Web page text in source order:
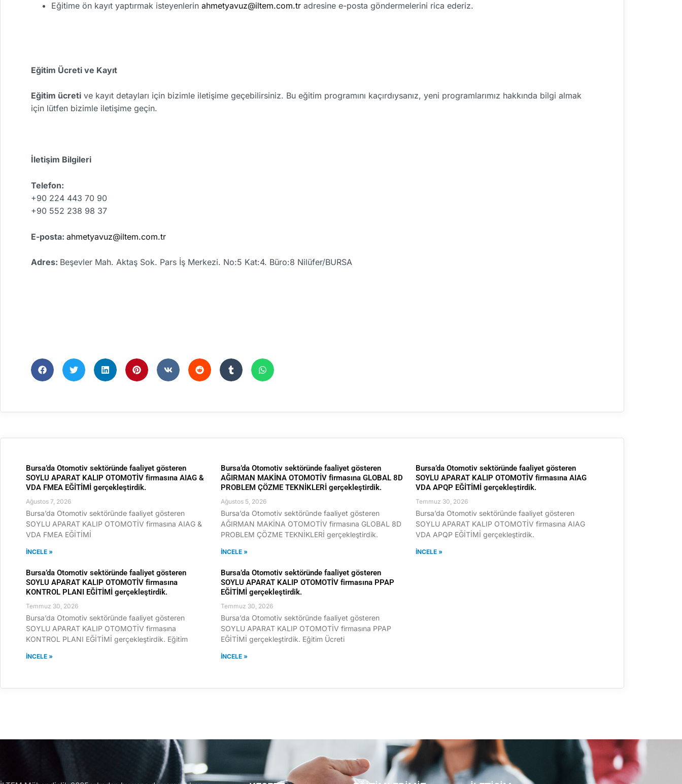
Eğitime ön kayıt yaptırmak isteyenlerin ahmetyavuz@iltem.com.tr adresine e-posta göndermelerini rica ederiz.
Eğitim Ücreti ve Kayıt
Eğitim ücreti ve kayıt detayları için bizimle iletişime geçebilirsiniz. Bu eğitim programını kaçırdıysanız, yeni programlarımız hakkında bilgi almak
için lütfen bizimle iletişime geçin.
İletişim Bilgileri
Telefon:
+90 224 443 70 90
+90 552 238 98 37
E-posta: ahmetyavuz@iltem.com.tr
Adres: Beşevler Mah. Aktaş Sok. Pars İş Merkezi. No:5 Kat:4. Büro:8 Nilüfer/BURSA
Bursa’da Otomotiv sektöründe faaliyet gösteren
SOYLU APARAT KALIP OTOMOTİV firmasına AIAG &
VDA FMEA EĞİTİMİ gerçekleştirdik.
Ağustos 7, 2026
Bursa’da Otomotiv sektöründe faaliyet gösteren
SOYLU APARAT KALIP OTOMOTİV firmasına AIAG &
VDA FMEA EĞİTİMİ
İNCELE »
Bursa’da Otomotiv sektöründe faaliyet gösteren
AĞIRMAN MAKİNA OTOMOTİV firmasına GLOBAL 8D
PROBLEM ÇÖZME TEKNİKLERİ gerçekleştirdik.
Ağustos 5, 2026
Bursa’da Otomotiv sektöründe faaliyet gösteren
AĞIRMAN MAKİNA OTOMOTİV firmasına GLOBAL 8D
PROBLEM ÇÖZME TEKNİKLERİ gerçekleştirdik.
İNCELE »
Bursa’da Otomotiv sektöründe faaliyet gösteren
SOYLU APARAT KALIP OTOMOTİV firmasına AIAG
VDA APQP EĞİTİMİ gerçekleştirdik.
Temmuz 30, 2026
Bursa’da Otomotiv sektöründe faaliyet gösteren
SOYLU APARAT KALIP OTOMOTİV firmasına AIAG
VDA APQP EĞİTİMİ gerçekleştirdik.
İNCELE »
Bursa’da Otomotiv sektöründe faaliyet gösteren
SOYLU APARAT KALIP OTOMOTİV firmasına
KONTROL PLANI EĞİTİMİ gerçekleştirdik.
Temmuz 30, 2026
Bursa’da Otomotiv sektöründe faaliyet gösteren
SOYLU APARAT KALIP OTOMOTİV firmasına
KONTROL PLANI EĞİTİMİ gerçekleştirdik. Eğitim
İNCELE »
Bursa’da Otomotiv sektöründe faaliyet gösteren
SOYLU APARAT KALIP OTOMOTİV firmasına PPAP
EĞİTİMİ gerçekleştirdik.
Temmuz 30, 2026
Bursa’da Otomotiv sektöründe faaliyet gösteren
SOYLU APARAT KALIP OTOMOTİV firmasına PPAP
EĞİTİMİ gerçekleştirdik. Eğitim Ücreti
İNCELE »